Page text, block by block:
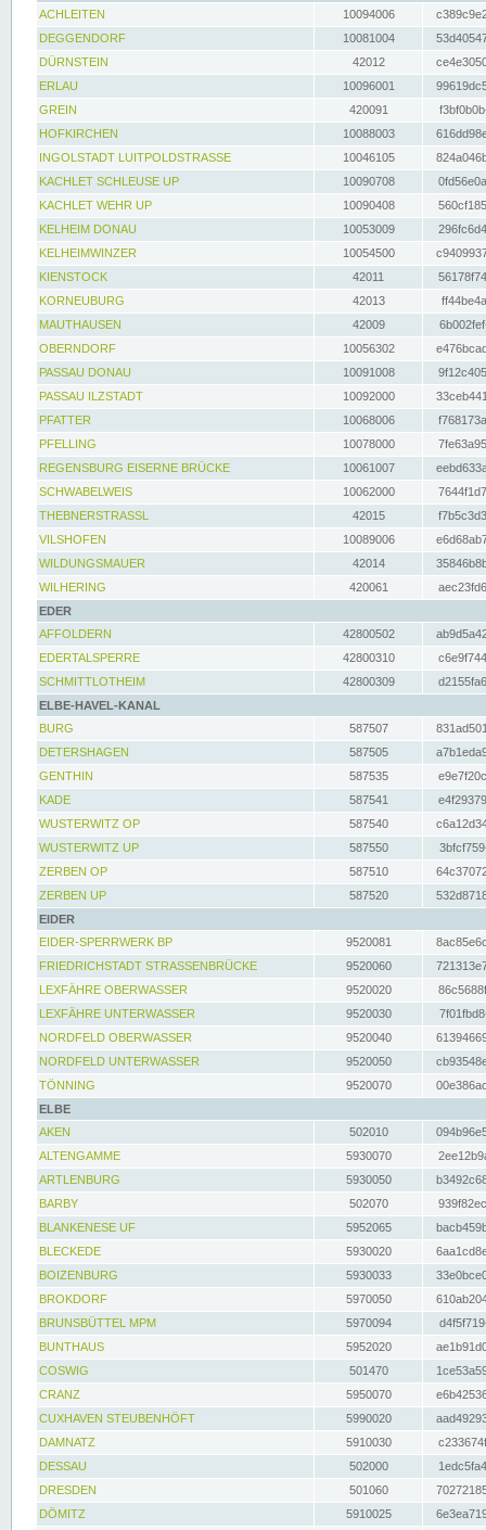
ACHLEITEN
10094006
DEGGENDORF
10081004
DÜRNSTEIN
42012
ERLAU
10096001
GREIN
420091
HOFKIRCHEN
10088003
INGOLSTADT LUITPOLDSTRASSE
10046105
KACHLET SCHLEUSE UP
10090708
KACHLET WEHR UP
10090408
KELHEIM DONAU
10053009
KELHEIMWINZER
10054500
KIENSTOCK
42011
KORNEUBURG
42013
MAUTHAUSEN
42009
OBERNDORF
10056302
PASSAU DONAU
10091008
PASSAU ILZSTADT
10092000
PFATTER
10068006
PFELLING
10078000
REGENSBURG EISERNE BRÜCKE
10061007
SCHWABELWEIS
10062000
THEBNERSTRASSL
42015
VILSHOFEN
10089006
WILDUNGSMAUER
42014
WILHERING
420061
EDER
AFFOLDERN
42800502
EDERTALSPERRE
42800310
SCHMITTLOTHEIM
42800309
ELBE-HAVEL-KANAL
BURG
587507
DETERSHAGEN
587505
GENTHIN
587535
KADE
587541
WUSTERWITZ OP
587540
WUSTERWITZ UP
587550
ZERBEN OP
587510
ZERBEN UP
587520
EIDER
EIDER-SPERRWERK BP
9520081
FRIEDRICHSTADT STRASSENBRÜCKE
9520060
LEXFÄHRE OBERWASSER
9520020
LEXFÄHRE UNTERWASSER
9520030
NORDFELD OBERWASSER
9520040
NORDFELD UNTERWASSER
9520050
TÖNNING
9520070
ELBE
AKEN
502010
ALTENGAMME
5930070
ARTLENBURG
5930050
BARBY
502070
BLANKENESE UF
5952065
BLECKEDE
5930020
BOIZENBURG
5930033
BROKDORF
5970050
BRUNSBÜTTEL MPM
5970094
BUNTHAUS
5952020
COSWIG
501470
CRANZ
5950070
CUXHAVEN STEUBENHÖFT
5990020
DAMNATZ
5910030
DESSAU
502000
DRESDEN
501060
DÖMITZ
5910025